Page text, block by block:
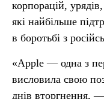
корпорацій,
які найбільше
в боротьбі з
«Apple — одна з
висловила свою
днів вторгнення,